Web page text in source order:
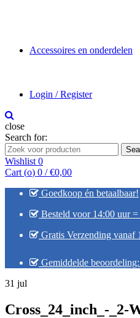
Accessoires en onderdelen
Login / Register
close
Search for:
Wishlist 0
Cart (o) 0 / €0,00
Goedkoop én betaalbaar!
Besteld voor 14:00 uur
Gratis Verzending vanaf
Gemiddelde
31 jul
Cross_24_inch_-_2-